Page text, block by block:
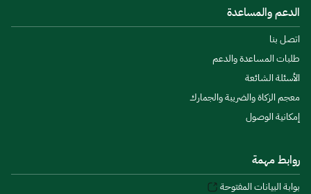
الدعم والمساعدة
اتصل بنا
طلبات المساعدة والدعم
الأسئلة الشائعة
معجم الزكاة والضريبة والجمارك
إمكانية الوصول
روابط مهمة
بوابة البيانات المفتوحة